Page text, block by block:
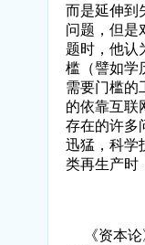
而是延伸到
问题，但是
题时，他认
槛（譬如学
需要门槛的
的依靠互联
存在的许多
迅猛，科学
类再生产时
二、
《资本论